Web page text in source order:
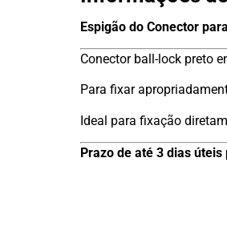
Espigão do Conector
Conector ball-lock preto
Para fixar
Ideal para fixação
Prazo de até 3 dias